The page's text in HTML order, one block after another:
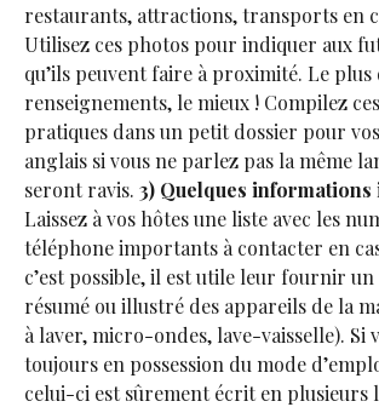
restaurants, attractions, transports en
Utilisez ces photos pour indiquer aux
qu’ils peuvent faire à proximité. Le plus
renseignements, le mieux ! Compilez
pratiques dans un petit dossier pour
anglais si vous ne parlez pas la même
seront ravis. 3) Quelques informations
Laissez à vos hôtes une liste avec les
téléphone importants à contacter en
c’est possible, il est utile leur fournir un
résumé ou illustré des appareils de la
à laver, micro-ondes, lave-vaisselle). Si
toujours en possession du mode
celui-ci est sûrement écrit en plusieurs